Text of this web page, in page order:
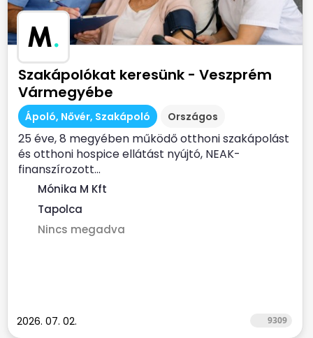
M.
Szakápolókat keresünk - Veszprém
Vármegyébe
Ápoló, Nővér, Szakápoló Országos
25 éve, 8 megyében működő otthoni szakápolást
és otthoni hospice ellátást nyújtó, NEAK-
finanszírozott...
Mónika M Kft
Tapolca
Nincs megadva
2026. 07. 02. 9309